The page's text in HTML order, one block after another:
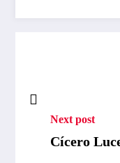
Next post
Cícero